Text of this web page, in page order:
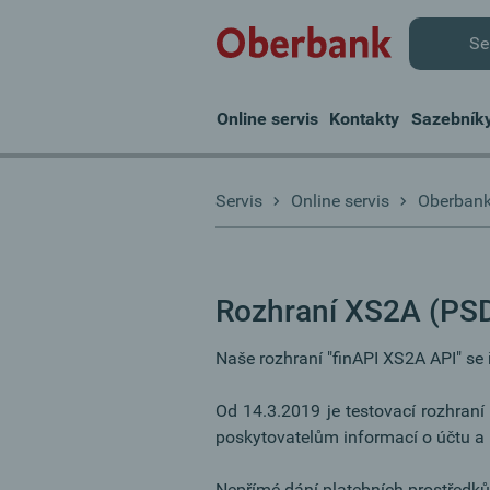
Online servis Kontakty
Servis Online servis
Rozhraní XS2A
Naše rozhraní "finAPI XS2A API"
Od 14.3.2019 je testovací
poskytovatelům informací o účtu